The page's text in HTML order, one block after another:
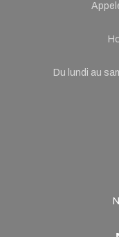
Du lundi au